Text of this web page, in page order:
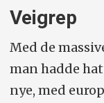
Veigrep
Med de
man hadde
nye, med